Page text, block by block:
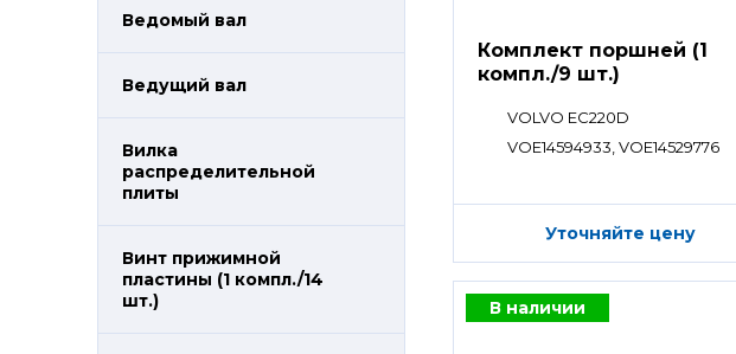
Ведомый вал
Ведущий вал
Вилка
распределительной
плиты
Винт прижимной
пластины (1 компл./14
шт.)
Комплект поршней (1
компл./9 шт.)
VOLVO EC220D
VOE14594933, VOE14529776
Уточняйте цену
В наличии